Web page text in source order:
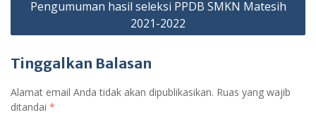
Pengumuman hasil seleksi PPDB SMKN Matesih
2021-2022
Tinggalkan Balasan
Alamat email Anda tidak akan dipublikasikan. Ruas yang wajib
ditandai *